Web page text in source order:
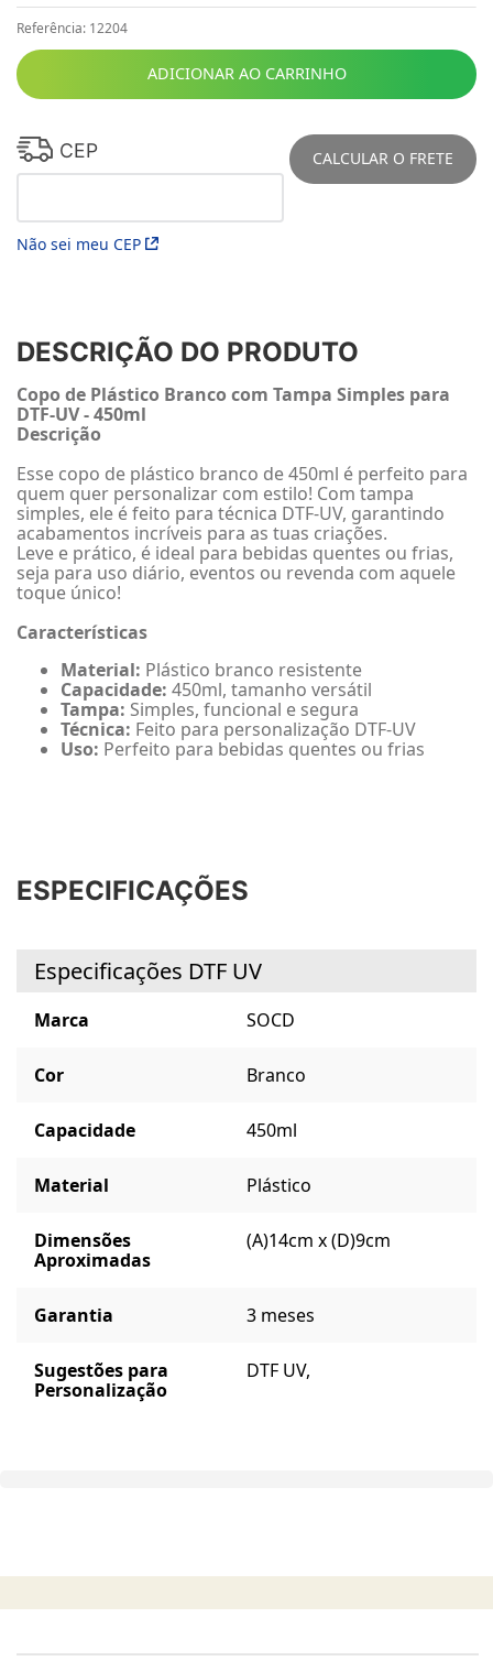
Referência: 12204
ADICIONAR AO CARRINHO
CEP
Não sei meu CEP
CALCULAR O FRETE
DESCRIÇÃO DO PRODUTO
Copo de Plástico Branco com Tampa Simples para
DTF-UV - 450ml
Descrição
Esse copo de plástico branco de 450ml é perfeito para
quem quer personalizar com estilo! Com tampa
simples, ele é feito para técnica DTF-UV, garantindo
acabamentos incríveis para as tuas criações.
Leve e prático, é ideal para bebidas quentes ou frias,
seja para uso diário, eventos ou revenda com aquele
toque único!
Características
Material: Plástico branco resistente
Capacidade: 450ml, tamanho versátil
Tampa: Simples, funcional e segura
Técnica: Feito para personalização DTF-UV
Uso: Perfeito para bebidas quentes ou frias
ESPECIFICAÇÕES
Especificações DTF UV
Marca SOCD
Cor Branco
Capacidade 450ml
Material Plástico
Dimensões
Aproximadas
(A)14cm x (D)9cm
Garantia 3 meses
Sugestões para
Personalização
DTF UV,